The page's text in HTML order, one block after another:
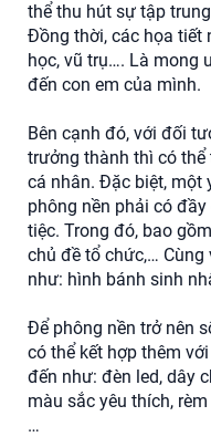
thể thu hút sự tập
Đồng thời, các họa tiết
học, vũ trụ…. Là mong
đến con em của mình.
Bên cạnh đó, với đối
trưởng thành thì có
cá nhân. Đặc biệt, một
phông nền phải có
tiệc. Trong đó, bao
chủ đề tổ chức,…
như: hình bánh sinh
Để phông nền trở nên
có thể kết hợp thêm
đến như: đèn led, dây
màu sắc yêu thích,
…